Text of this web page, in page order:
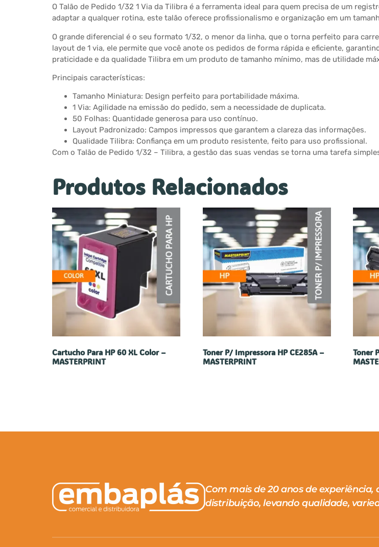
O Talão de Pedido 1/32 1 Via da Tilibra é a ferramenta ideal para quem precisa de um
adaptar a qualquer rotina, este talão oferece profissionalismo e organização em um
O grande diferencial é o seu formato 1/32, o menor da linha, que o torna perfeito para
layout de 1 via, ele permite que você anote os pedidos de forma rápida e eficiente,
praticidade e da qualidade Tilibra em um produto de tamanho mínimo, mas de utilidade
Principais características:
Tamanho Miniatura: Design perfeito para portabilidade máxima.
1 Via: Agilidade na emissão do pedido, sem a necessidade de duplicata.
50 Folhas: Quantidade generosa para uso contínuo.
Layout Padronizado: Campos impressos que garantem a clareza das informações.
Qualidade Tilibra: Confiança em um produto resistente, feito para uso profissional.
Com o Talão de Pedido 1/32 – Tilibra, a gestão das suas vendas se torna uma tarefa
Produtos Relacionados
Cartucho Para HP 60 XL Color –
MASTERPRINT
Toner P/ Impressora HP CE285A –
MASTERPRINT
Toner
Com mais de 20 anos de
distribuição, levando qualidade,